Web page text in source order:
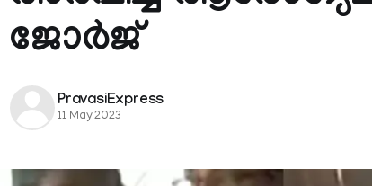
ജോര്‍ജ്
PravasiExpress
11 May 2023